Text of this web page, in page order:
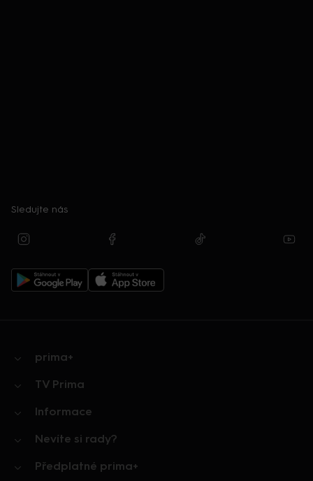
Sledujte nás
prima+
TV Prima
Informace
Nevíte si rady?
Předplatné prima+